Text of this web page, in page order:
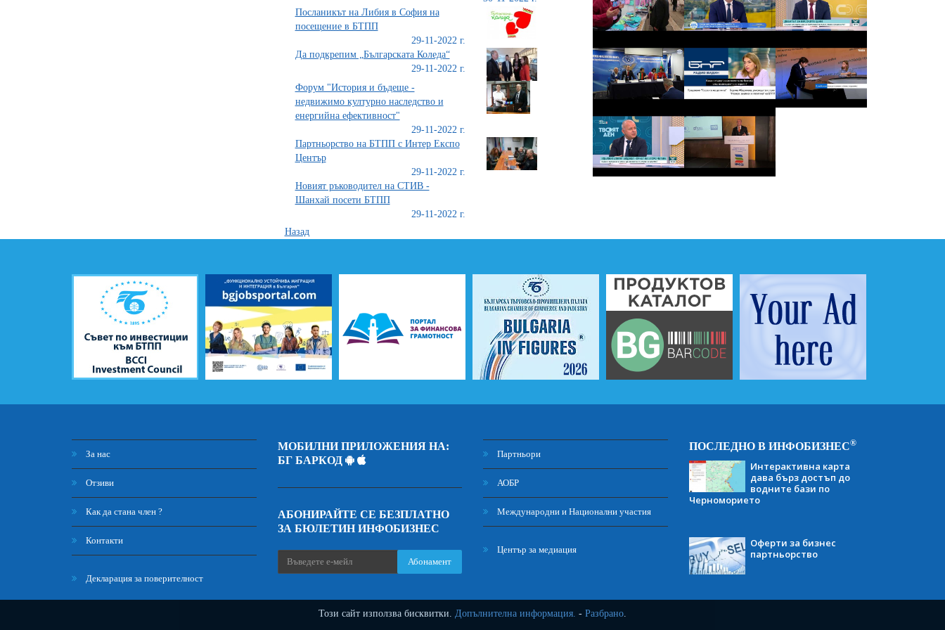
Този сайт използва бисквитки. Допълнителна информация. - Разбрано.
Посланикът на Либия в София на
посещение в БТПП
29-11-2022 г.
Да подкрепим „Българската Коледа“
29-11-2022 г.
Форум "История и бъдеще -
недвижимо културно наследство и
енергийна ефективност"
29-11-2022 г.
Партньорство на БТПП с Интер Експо
Център
29-11-2022 г.
Новият ръководител на СТИВ -
Шанхай посети БТПП
29-11-2022 г.
Назад
За нас
Отзиви
Как да стана член ?
Контакти
Декларация за поверителност
МОБИЛНИ ПРИЛОЖЕНИЯ НА:
БГ БАРКОД
АБОНИРАЙТЕ СЕ БЕЗПЛАТНО
ЗА БЮЛЕТИН ИНФОБИЗНЕС
Абонамент
Партньори
АОБР
Международни и Национални участия
Център за медиация
ПОСЛЕДНО В ИНФОБИЗНЕС®
Интерактивна карта
дава бърз достъп до
водните бази по
Черноморието
Оферти за бизнес
партньорство